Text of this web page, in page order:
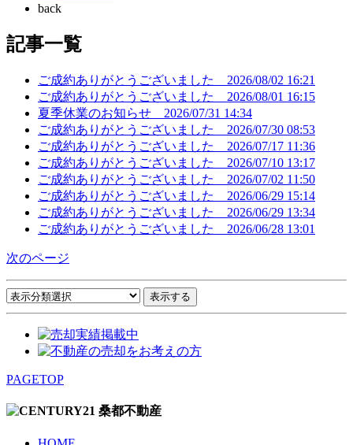
back
記事一覧
ご成約ありがとうございました 2026/08/02 16:21
ご成約ありがとうございました 2026/08/01 16:15
夏季休業のお知らせ 2026/07/31 14:34
ご成約ありがとうございました 2026/07/30 08:53
ご成約ありがとうございました 2026/07/17 11:36
ご成約ありがとうございました 2026/07/10 13:17
ご成約ありがとうございました 2026/07/02 11:50
ご成約ありがとうございました 2026/06/29 15:14
ご成約ありがとうございました 2026/06/29 13:34
ご成約ありがとうございました 2026/06/28 13:01
次のページ
PAGETOP